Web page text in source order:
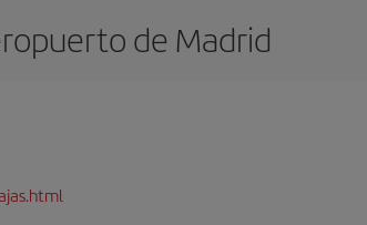
de Madrid